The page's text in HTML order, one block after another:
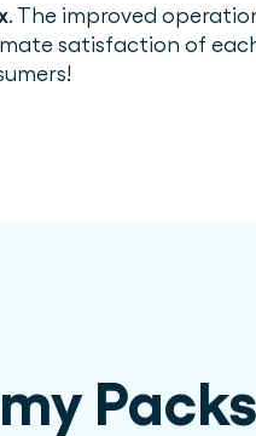
. The improved
satisfaction of